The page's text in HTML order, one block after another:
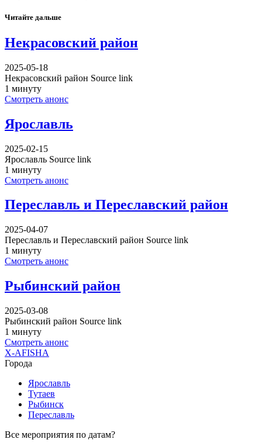
Читайте дальше
Некрасовский район
2025-05-18
Некрасовский район Source link
1 минуту
Смотреть анонс
Ярославль
2025-02-15
Ярославль Source link
1 минуту
Смотреть анонс
Переславль и Переславский район
2025-04-07
Переславль и Переславский район Source link
1 минуту
Смотреть анонс
Рыбинский район
2025-03-08
Рыбинский район Source link
1 минуту
Смотреть анонс
X-AFISHA
Города
Ярославль
Тутаев
Рыбинск
Переславль
Все мероприятия по датам?